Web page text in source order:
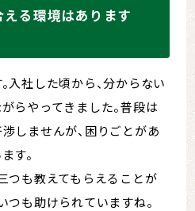
える環境はあります
入社した頃から、分からない
らやってきました。普段は
しませんが、困りごとがあ
す。
つも教えてもらえることが
つも助けられていますね。